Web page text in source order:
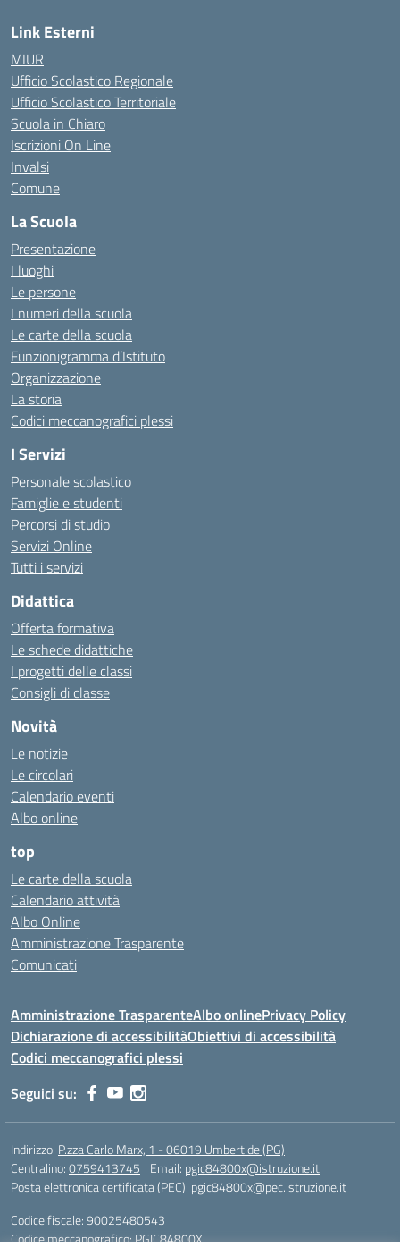
Link Esterni
MIUR
Ufficio Scolastico Regionale
Ufficio Scolastico Territoriale
Scuola in Chiaro
Iscrizioni On Line
Invalsi
Comune
La Scuola
Presentazione
I luoghi
Le persone
I numeri della scuola
Le carte della scuola
Funzionigramma d’Istituto
Organizzazione
La storia
Codici meccanografici plessi
I Servizi
Personale scolastico
Famiglie e studenti
Percorsi di studio
Servizi Online
Tutti i servizi
Didattica
Offerta formativa
Le schede didattiche
I progetti delle classi
Consigli di classe
Novità
Le notizie
Le circolari
Calendario eventi
Albo online
top
Le carte della scuola
Calendario attività
Albo Online
Amministrazione Trasparente
Comunicati
Amministrazione TrasparenteAlbo onlinePrivacy Policy
Dichiarazione di accessibilitàObiettivi di accessibilità
Codici meccanografici plessi
Seguici su:
Indirizzo: P.zza Carlo Marx, 1 - 06019 Umbertide (PG)
Centralino:0759413745 Email: pgic84800x@istruzione.it
Posta elettronica certificata (PEC): pgic84800x@pec.istruzione.it
Codice fiscale: 90025480543
Codice meccanografico:PGIC84800X